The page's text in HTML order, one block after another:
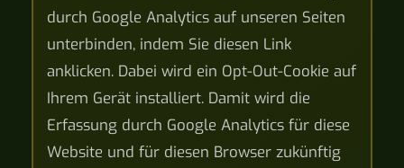
durch Google Analytics auf unseren Seiten
unterbinden, indem Sie diesen Link
anklicken. Dabei wird ein Opt-Out-Cookie auf
Ihrem Gerät installiert. Damit wird die
Erfassung durch Google Analytics für diese
Website und für diesen Browser zukünftig